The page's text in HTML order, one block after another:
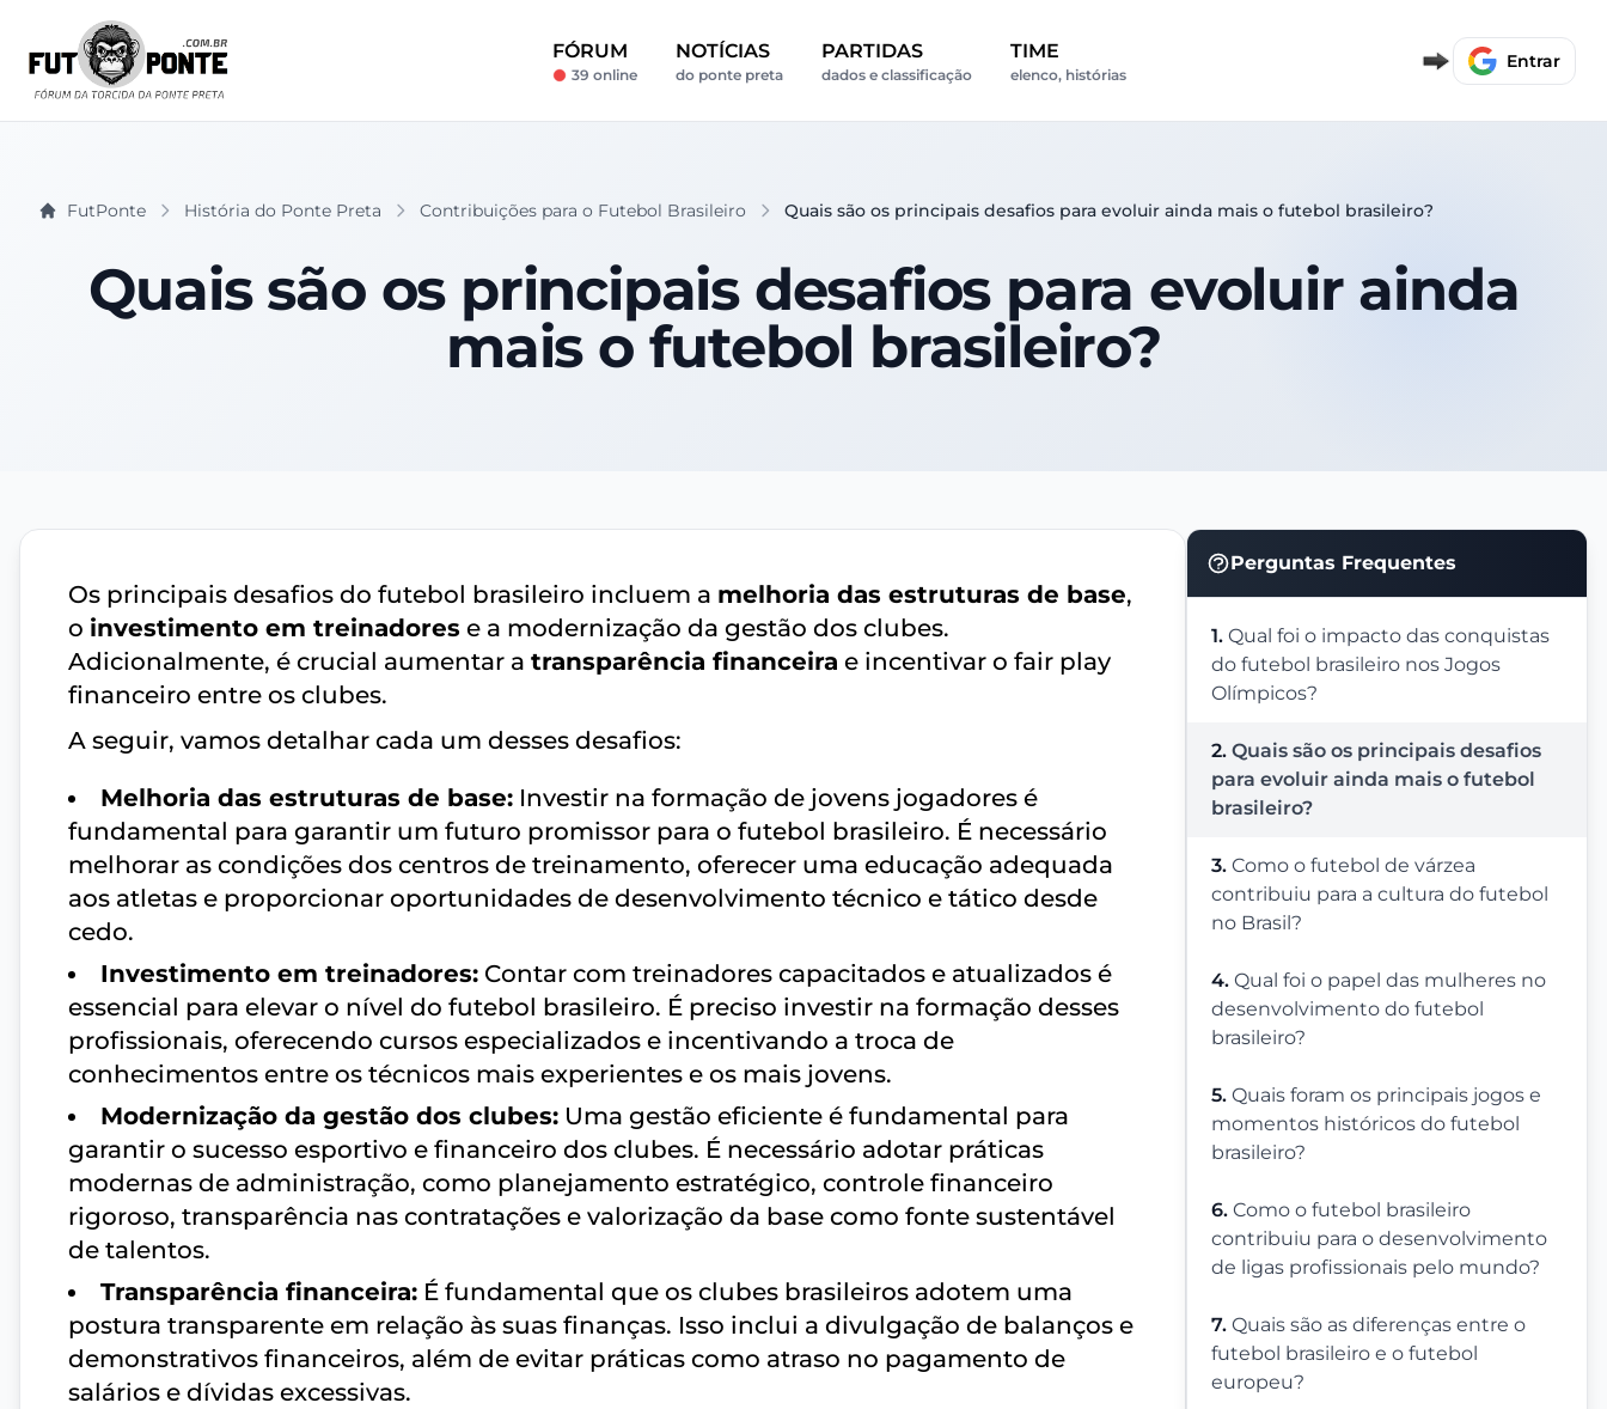
FÓRUM
39 online
NOTÍCIAS
do ponte preta
PARTIDAS
dados e classificação
TIME
elenco, histórias
Entrar
FutPonte História do Ponte Preta Contribuições para o Futebol Brasileiro Quais são os principais desafios para evoluir ainda mais o futebol brasileiro?
Quais são os principais desafios para evoluir ainda
mais o futebol brasileiro?
Perguntas Frequentes
1. Qual foi o impacto das conquistas
do futebol brasileiro nos Jogos
Olímpicos?
2. Quais são os principais desafios
para evoluir ainda mais o futebol
brasileiro?
3. Como o futebol de várzea
contribuiu para a cultura do futebol
no Brasil?
4. Qual foi o papel das mulheres no
desenvolvimento do futebol
brasileiro?
5. Quais foram os principais jogos e
momentos históricos do futebol
brasileiro?
6. Como o futebol brasileiro
contribuiu para o desenvolvimento
de ligas profissionais pelo mundo?
7. Quais são as diferenças entre o
futebol brasileiro e o futebol
europeu?
Os principais desafios do futebol brasileiro incluem a melhoria das estruturas de base,
o investimento em treinadores e a modernização da gestão dos clubes.
Adicionalmente, é crucial aumentar a transparência financeira e incentivar o fair play
financeiro entre os clubes.
A seguir, vamos detalhar cada um desses desafios:
Melhoria das estruturas de base: Investir na formação de jovens jogadores é
fundamental para garantir um futuro promissor para o futebol brasileiro. É necessário
melhorar as condições dos centros de treinamento, oferecer uma educação adequada
aos atletas e proporcionar oportunidades de desenvolvimento técnico e tático desde
cedo.
Investimento em treinadores: Contar com treinadores capacitados e atualizados é
essencial para elevar o nível do futebol brasileiro. É preciso investir na formação desses
profissionais, oferecendo cursos especializados e incentivando a troca de
conhecimentos entre os técnicos mais experientes e os mais jovens.
Modernização da gestão dos clubes: Uma gestão eficiente é fundamental para
garantir o sucesso esportivo e financeiro dos clubes. É necessário adotar práticas
modernas de administração, como planejamento estratégico, controle financeiro
rigoroso, transparência nas contratações e valorização da base como fonte sustentável
de talentos.
Transparência financeira: É fundamental que os clubes brasileiros adotem uma
postura transparente em relação às suas finanças. Isso inclui a divulgação de balanços e
demonstrativos financeiros, além de evitar práticas como atraso no pagamento de
salários e dívidas excessivas.